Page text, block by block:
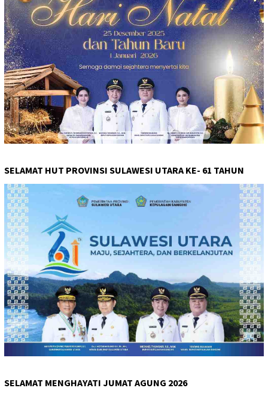
SELAMAT HUT PROVINSI SULAWESI UTARA KE- 61 TAHUN
SELAMAT MENGHAYATI JUMAT AGUNG 2026